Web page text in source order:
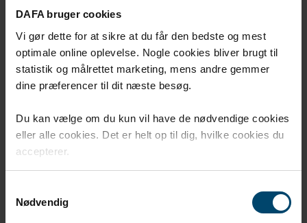
DAFA bruger cookies
Vi gør dette for at sikre at du får den bedste og mest
optimale online oplevelse. Nogle cookies bliver brugt til
statistik og målrettet marketing, mens andre gemmer
dine præferencer til dit næste besøg.
Du kan vælge om du kun vil have de nødvendige cookies
eller alle cookies. Det er helt op til dig, hvilke cookies du
accepterer.
Nødvendig
Kontakt os!
Navn*